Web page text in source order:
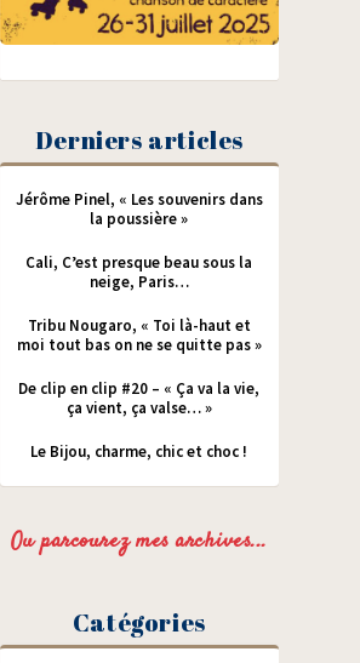
Derniers articles
Jérôme Pinel, « Les souvenirs dans
la poussière »
Cali, C’est presque beau sous la
neige, Paris…
Tribu Nougaro, « Toi là-haut et
moi tout bas on ne se quitte pas »
De clip en clip #20 – « Ça va la vie,
ça vient, ça valse… »
Le Bijou, charme, chic et choc !
Ou parcourez mes archives...
Catégories